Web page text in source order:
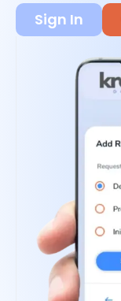
Sign In